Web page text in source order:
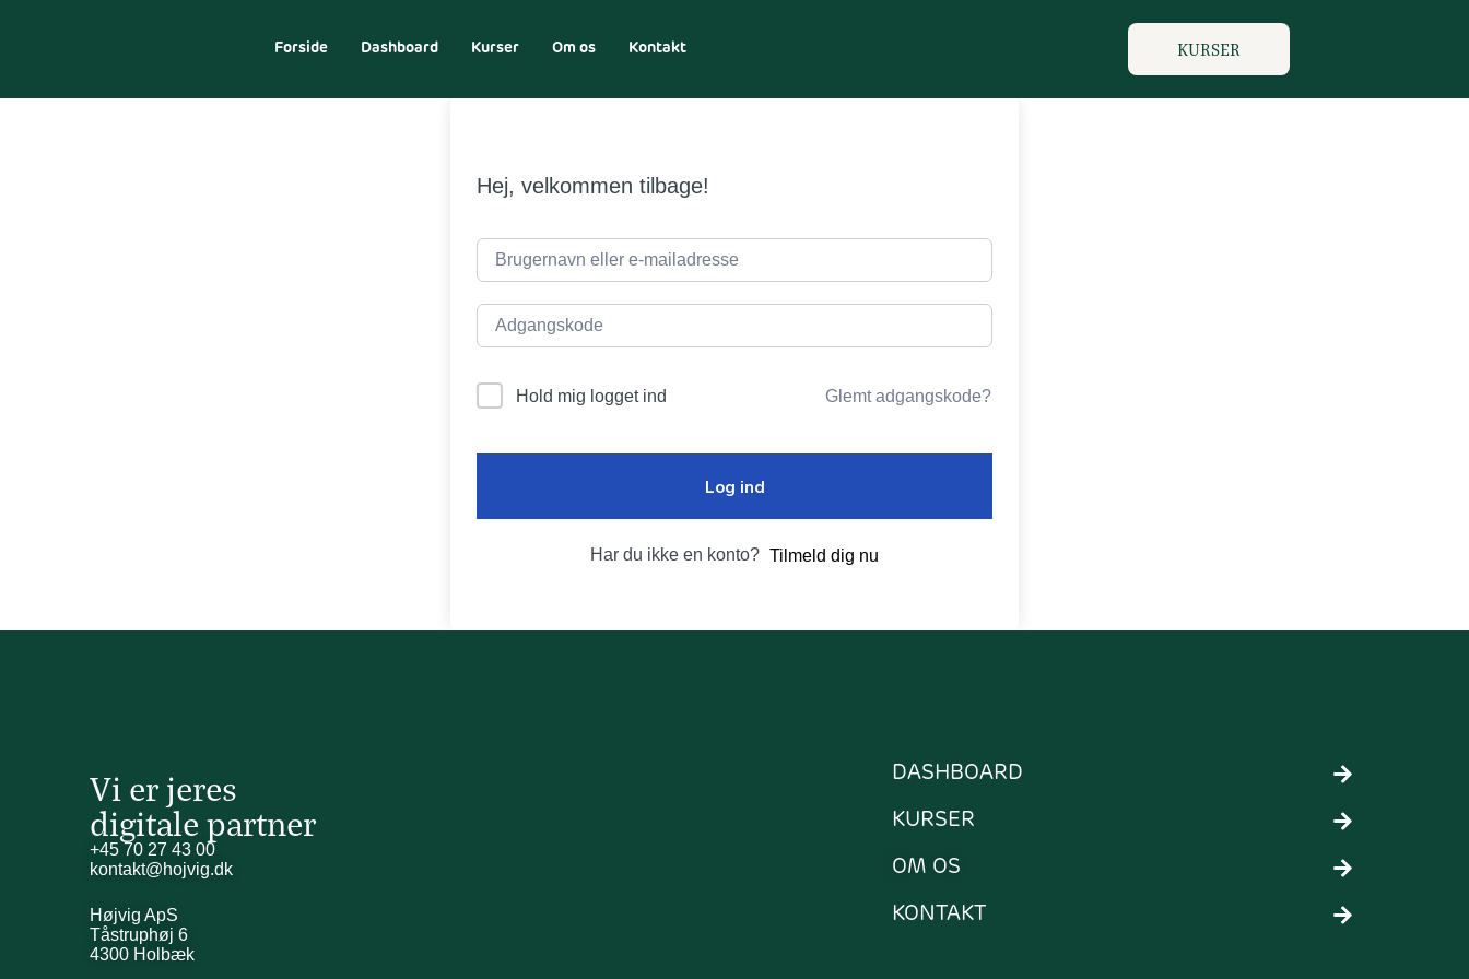
Forside Dashboard Kurser Om os Kontakt KURSER
Hej, velkommen tilbage!
Hold mig logget ind Glemt adgangskode?
Log ind
Har du ikke en konto? Tilmeld dig nu
Vi er jeres
digitale partner
+45 70 27 43 00
kontakt@hojvig.dk
Højvig ApS
Tåstruphøj 6
4300 Holbæk
DASHBOARD
KURSER
OM OS
KONTAKT